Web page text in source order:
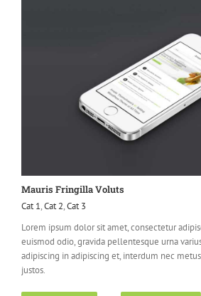
Mauris Fringilla Voluts
Cat 1,Cat 2,Cat 3
Lorem ipsum dolor sit amet, consectetur
euismod odio, gravida pellentesque urna
adipiscing in adipiscing et, interdum nec
justos.